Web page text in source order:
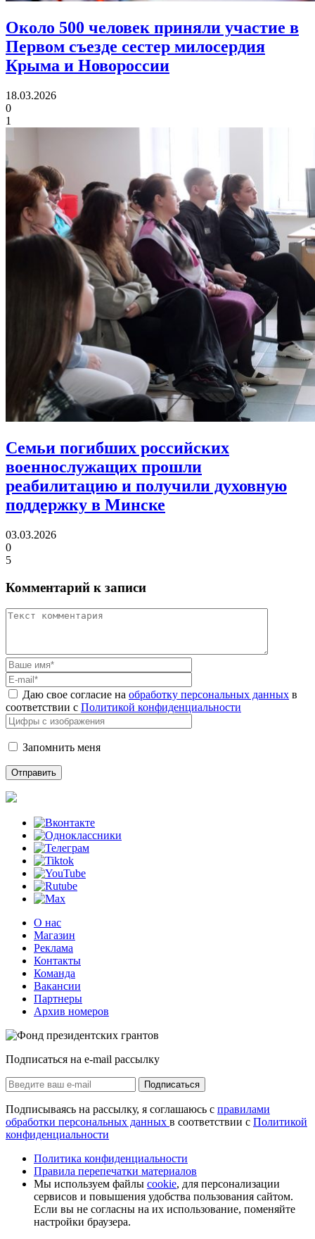
Около 500 человек приняли участие в
Первом съезде сестер милосердия
Крыма и Новороссии
18.03.2026
0
1
Семьи погибших российских
военнослужащих прошли
реабилитацию и получили духовную
поддержку в Минске
03.03.2026
0
5
Комментарий к записи
Даю свое согласие на обработку персональных данных в
соответствии с Политикой конфиденциальности
Запомнить меня
О нас
Магазин
Реклама
Контакты
Команда
Вакансии
Партнеры
Архив номеров
Подписаться на e-mail рассылку
Подписаться
Подписываясь на рассылку, я соглашаюсь с правилами
обработки персональных данных в соответствии с Политикой
конфиденциальности
Политика конфиденциальности
Правила перепечатки материалов
Мы используем файлы cookie, для персонализации
сервисов и повышения удобства пользования сайтом.
Если вы не согласны на их использование, поменяйте
настройки браузера.